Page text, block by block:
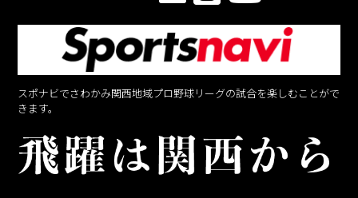
スポナビでさわかみ関西地域プロ野球リーグの試合を楽しむことがで
きます。